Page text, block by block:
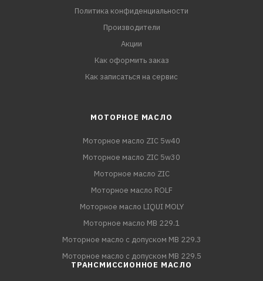
Политика конфиденциальности
Производители
Акции
Как оформить заказ
Как записаться на сервис
МОТОРНОЕ МАСЛО
Моторное масло ZIC 5w40
Моторное масло ZIC 5w30
Моторное масло ZIC
Моторное масло ROLF
Моторное масло LIQUI MOLY
Моторное масло MB 229.1
Моторное масло с допуском MB 229.3
Моторное масло с допуском MB 229.5
ТРАНСМИССИОННОЕ МАСЛО